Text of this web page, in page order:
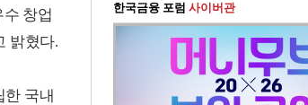
창업
밝혔다.
국내
한국금융 포럼 사이버관